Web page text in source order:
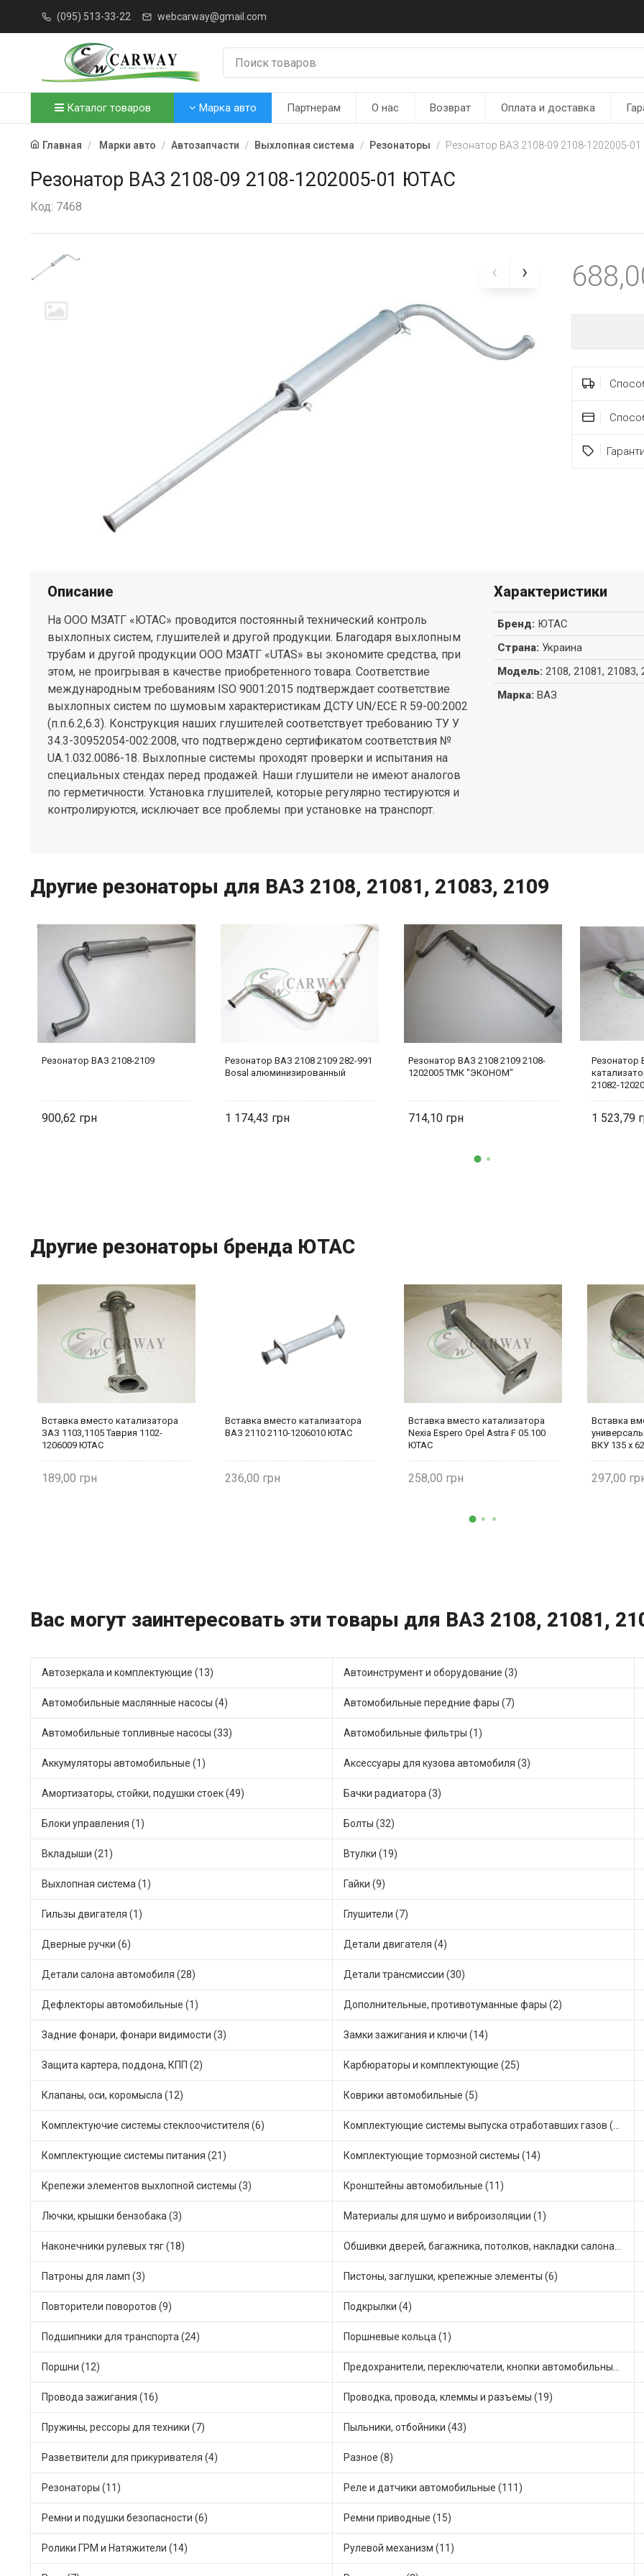
(095) 513-33-22 webcarway@gmail.com
Каталог товаров Марка авто Партнерам О нас Возврат Оплата и доставка
Главная Марки авто Автозапчасти Выхлопная система Резонаторы Резонатор ВАЗ 2108-09 2108-1202005-
Резонатор ВАЗ 2108-09 2108-1202005-01 ЮТАС
Код: 7468
Описание
На ООО МЗАТГ «ЮТАС» проводится постоянный технический контроль
выхлопных систем, глушителей и другой продукции. Благодаря выхлопным
трубам и другой продукции ООО МЗАТГ «UTAS» вы экономите средства, при
этом, не проигрывая в качестве приобретенного товара. Соответствие
международным требованиям ISO 9001:2015 подтверждает соответствие
выхлопных систем по шумовым характеристикам ДСТУ UN/ECE R 59-00:2002
(п.п.6.2,6.3). Конструкция наших глушителей соответствует требованию ТУ У
34.3-30952054-002:2008, что подтверждено сертификатом соответствия №
UА.1.032.0086-18. Выхлопные системы проходят проверки и испытания на
специальных стендах перед продажей. Наши глушители не имеют аналогов
по герметичности. Установка глушителей, которые регулярно тестируются и
контролируются, исключает все проблемы при установке на транспорт.
Характеристики
Бренд: ЮТАС
Страна: Украина
Модель: 2108, 21081, 21083,
Марка: ВАЗ
Другие резонаторы для ВАЗ 2108, 21081, 21083, 2109
Резонатор ВАЗ 2108-2109
900,62
Резонатор ВАЗ 2108 2109 282-991
Bosal алюминизированный
1 174,43
Резонатор ВАЗ 2108 2109 2108-
1202005 ТМК "ЭКОНОМ"
714,10
Резонатор
21082-
1 523,79
Другие резонаторы бренда ЮТАС
Вставка вместо катализатора
ЗАЗ 1103,1105 Таврия 1102-
1206009 ЮТАС
189,00
Вставка вместо катализатора
ВАЗ 2110 2110-1206010 ЮТАС
236,00
Вставка вместо катализатора
Nexia Espero Opel Astra F 05.100
ЮТАС
258,00
Вставка
ВКУ 135 х
297,00
Вас могут заинтересовать эти товары для ВАЗ 2108, 21081,
Автозеркала и комплектующие (13) Автоинструмент и оборудование (3)
Автомобильные маслянные насосы (4) Автомобильные передние фары (7)
Автомобильные топливные насосы (33) Автомобильные фильтры (1)
Аккумуляторы автомобильные (1) Аксессуары для кузова автомобиля (3)
Амортизаторы, стойки, подушки стоек (49) Бачки радиатора (3)
Блоки управления (1) Болты (32)
Вкладыши (21) Втулки (19)
Выхлопная система (1) Гайки (9)
Гильзы двигателя (1) Глушители (7)
Дверные ручки (6) Детали двигателя (4)
Детали салона автомобиля (28) Детали трансмиссии (30)
Дефлекторы автомобильные (1) Дополнительные, противотуманные фары (2)
Задние фонари, фонари видимости (3) Замки зажигания и ключи (14)
Защита картера, поддона, КПП (2) Карбюраторы и комплектующие (25)
Клапаны, оси, коромысла (12) Коврики автомобильные (5)
Комплектуючие системы стеклоочистителя (6)
Комплектующие системы питания (21) Комплектующие тормозной системы (14)
Крепежи элементов выхлопной системы (3) Кронштейны автомобильные (11)
Лючки, крышки бензобака (3) Материалы для шумо и виброизоляции (1)
Наконечники рулевых тяг (18)
Патроны для ламп (3) Пистоны, заглушки, крепежные элементы (6)
Повторители поворотов (9) Подкрылки (4)
Подшипники для транспорта (24) Поршневые кольца (1)
Поршни (12)
Провода зажигания (16) Проводка, провода, клеммы и разъемы (19)
Пружины, рессоры для техники (7) Пыльники, отбойники (43)
Разветвители для прикуривателя (4) Разное (8)
Резонаторы (11) Реле и датчики автомобильные (111)
Ремни и подушки безопасности (6) Ремни приводные (15)
Ролики ГРМ и Натяжители (14) Рулевой механизм (11)